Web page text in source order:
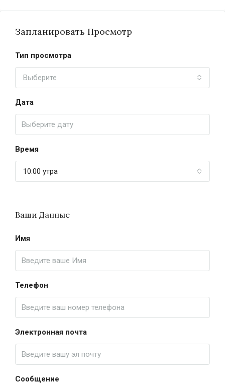
Запланировать Просмотр
Тип просмотра
Выберите
Дата
Время
10:00 утра
Ваши Данные
Имя
Телефон
Электронная почта
Сообщение